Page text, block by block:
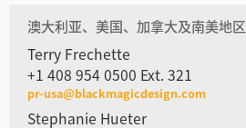
澳大利亚、美国、加拿大及南美地区
Terry Frechette
+1 408 954 0500 Ext. 321
pr-usa@blackmagicdesign.com
Stephanie Hueter